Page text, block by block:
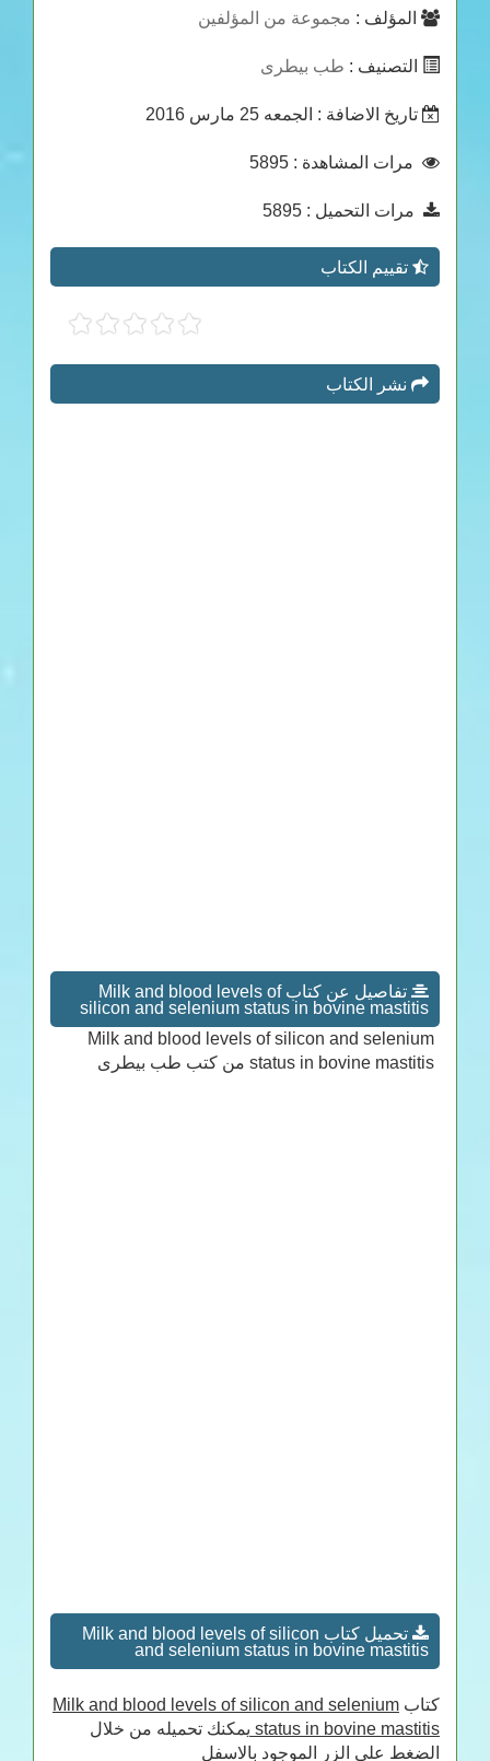
المؤلف : مجموعة من المؤلفين
التصنيف : طب بيطرى
تاريخ الاضافة : الجمعه 25 مارس 2016
مرات المشاهدة : 5895
مرات التحميل : 5895
تقييم الكتاب
نشر الكتاب
تفاصيل عن كتاب Milk and blood levels of
silicon and selenium status in bovine mastitis
Milk and blood levels of silicon and selenium
status in bovine mastitis من كتب طب بيطرى
تحميل كتاب Milk and blood levels of silicon
and selenium status in bovine mastitis
كتاب Milk and blood levels of silicon and selenium
status in bovine mastitis يمكنك تحميله من خلال
الضغط على الزر الموجود بالاسفل